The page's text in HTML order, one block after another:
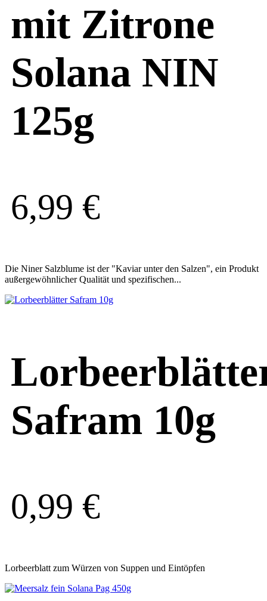
mit Zitrone
Solana NIN
125g
6,99 €
Die Niner Salzblume ist der "Kaviar unter den Salzen", ein Produkt
außergewöhnlicher Qualität und spezifischen...
Safram 10g
0,99 €
Lorbeerblatt zum Würzen von Suppen und Eintöpfen